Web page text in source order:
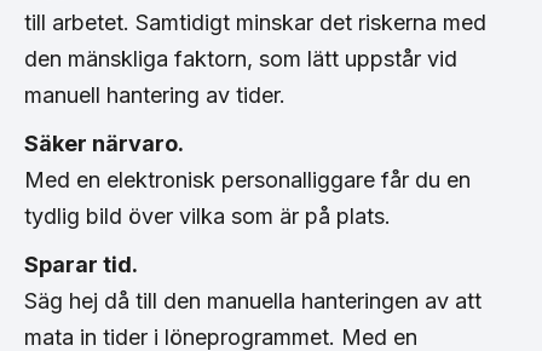
till arbetet. Samtidigt minskar det riskerna med
den mänskliga faktorn, som lätt uppstår vid
manuell hantering av tider.
Säker närvaro.
Med en elektronisk personalliggare får du en
tydlig bild över vilka som är på plats.
Sparar tid.
Säg hej då till den manuella hanteringen av att
mata in tider i löneprogrammet. Med en